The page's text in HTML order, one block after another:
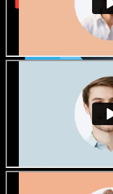
Široký